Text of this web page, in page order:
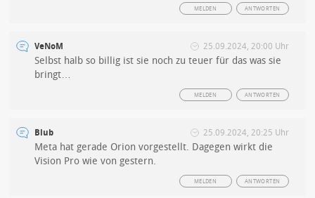
ANTWORTEN
MELDEN
VeNoM 25.09.2024, 20:00 Uhr
Selbst halb so billig ist sie noch zu teuer für das was sie
bringt…
ANTWORTEN
MELDEN
Blub 25.09.2024, 20:25 Uhr
Meta hat gerade Orion vorgestellt. Dagegen wirkt die
Vision Pro wie von gestern.
ANTWORTEN
MELDEN